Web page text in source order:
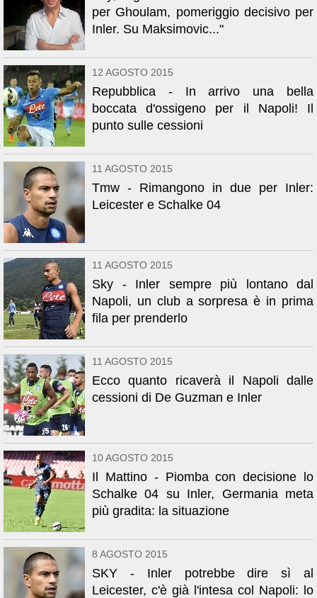
per Ghoulam, pomeriggio decisivo per
Inler. Su Maksimovic..."
12 AGOSTO 2015
Repubblica - In arrivo una bella
boccata d'ossigeno per il Napoli! Il
punto sulle cessioni
11 AGOSTO 2015
Tmw - Rimangono in due per Inler:
Leicester e Schalke 04
11 AGOSTO 2015
Sky - Inler sempre più lontano dal
Napoli, un club a sorpresa è in prima
fila per prenderlo
11 AGOSTO 2015
Ecco quanto ricaverà il Napoli dalle
cessioni di De Guzman e Inler
10 AGOSTO 2015
Il Mattino - Piomba con decisione lo
Schalke 04 su Inler, Germania meta
più gradita: la situazione
8 AGOSTO 2015
SKY - Inler potrebbe dire sì al
Leicester, c'è già l'intesa col Napoli: lo